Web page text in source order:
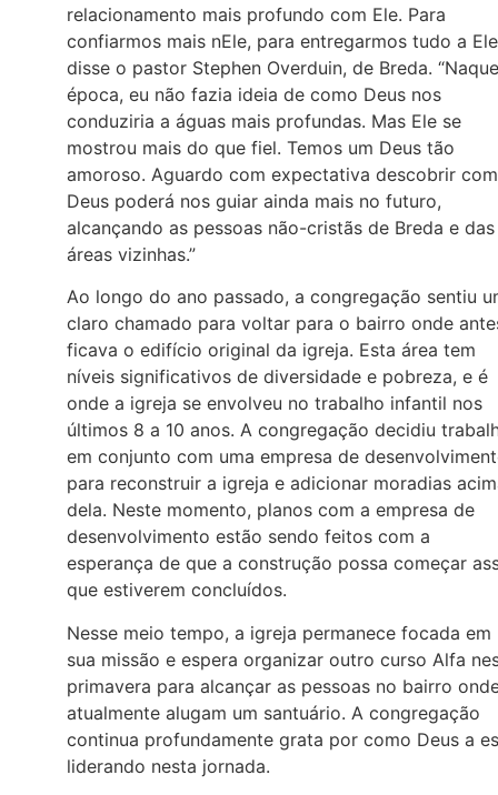
relacionamento mais profundo com Ele. Para
confiarmos mais nEle, para entregarmos tudo a
disse o pastor Stephen Overduin, de Breda.
época, eu não fazia ideia de como Deus nos
conduziria a águas mais profundas. Mas Ele se
mostrou mais do que fiel. Temos um Deus tão
amoroso. Aguardo com expectativa descobrir
Deus poderá nos guiar ainda mais no futuro,
alcançando as pessoas não-cristãs de Breda e das
áreas vizinhas.”
Ao longo do ano passado, a congregação sentiu
claro chamado para voltar para o bairro onde
ficava o edifício original da igreja. Esta área tem
níveis significativos de diversidade e pobreza, e é
onde a igreja se envolveu no trabalho infantil nos
últimos 8 a 10 anos. A congregação decidiu
em conjunto com uma empresa de
para reconstruir a igreja e adicionar moradias
dela. Neste momento, planos com a empresa de
desenvolvimento estão sendo feitos com a
esperança de que a construção possa começar
que estiverem concluídos.
Nesse meio tempo, a igreja permanece focada em
sua missão e espera organizar outro curso Alfa
primavera para alcançar as pessoas no bairro
atualmente alugam um santuário. A congregação
continua profundamente grata por como Deus a
liderando nesta jornada.